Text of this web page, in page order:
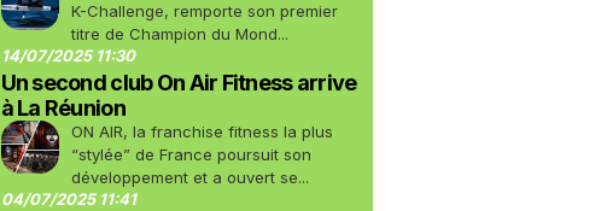
K-Challenge, remporte son premier
titre de Champion du Mond...
14/07/2025 11:30
Un second club On Air Fitness arrive
à La Réunion
ON AIR, la franchise fitness la plus
“stylée” de France poursuit son
développement et a ouvert se...
04/07/2025 11:41